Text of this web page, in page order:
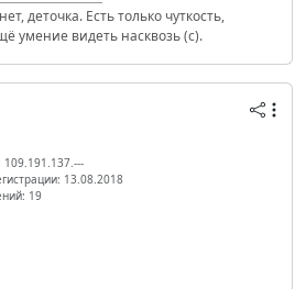
деточка. Есть только чуткость,
умение видеть насквозь (с).
109.191.137.---
13.08.2018
19